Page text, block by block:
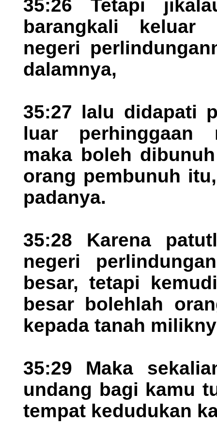
35:26 Tetapi
barangkali keluar
negeri
dalamnya,
35:27 lalu didapati
luar perhinggaan
maka boleh
orang pembunuh
padanya.
35:28 Karena
negeri
besar, tetapi
besar bolehlah
kepada tanah
35:29 Maka
undang bagi kamu
tempat kedudukan